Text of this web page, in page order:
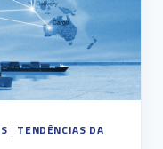
| TENDÊNCIAS DA